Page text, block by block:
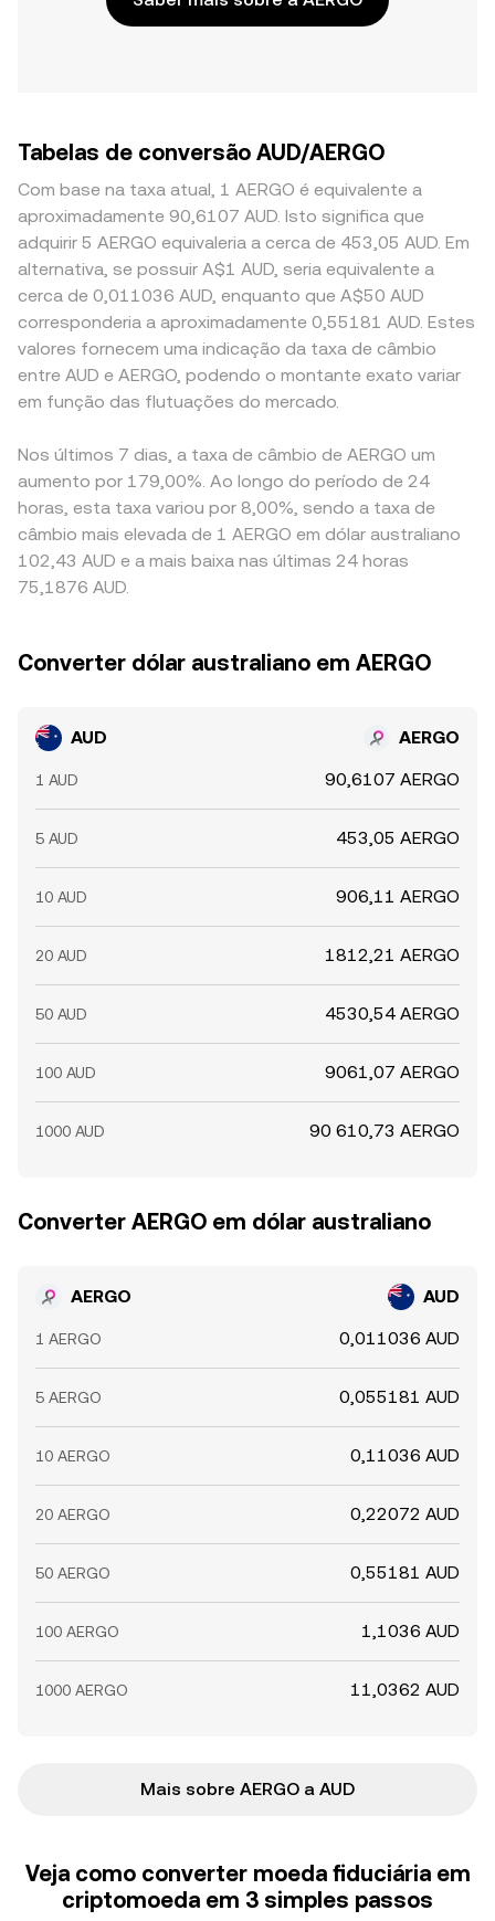
Tabelas de conversão AUD/AERGO
Com base na taxa atual, 1 AERGO é equivalente a
aproximadamente 90,6107 AUD. Isto significa que
adquirir 5 AERGO equivaleria a cerca de 453,05 AUD. Em
alternativa, se possuir A$1 AUD, seria equivalente a
cerca de 0,011036 AUD, enquanto que A$50 AUD
corresponderia a aproximadamente 0,55181 AUD. Estes
valores fornecem uma indicação da taxa de câmbio
entre AUD e AERGO, podendo o montante exato variar
em função das flutuações do mercado.
Nos últimos 7 dias, a taxa de câmbio de AERGO um
aumento por 179,00%. Ao longo do período de 24
horas, esta taxa variou por 8,00%, sendo a taxa de
câmbio mais elevada de 1 AERGO em dólar australiano
102,43 AUD e a mais baixa nas últimas 24 horas
75,1876 AUD.
Converter dólar australiano em AERGO
AUD AERGO
1 AUD 90,6107 AERGO
5 AUD 453,05 AERGO
10 AUD 906,11 AERGO
20 AUD 1812,21 AERGO
50 AUD 4530,54 AERGO
100 AUD 9061,07 AERGO
1000 AUD 90 610,73 AERGO
Converter AERGO em dólar australiano
AERGO AUD
1 AERGO 0,011036 AUD
5 AERGO 0,055181 AUD
10 AERGO 0,11036 AUD
20 AERGO 0,22072 AUD
50 AERGO 0,55181 AUD
100 AERGO 1,1036 AUD
1000 AERGO 11,0362 AUD
Mais sobre AERGO a AUD
Veja como converter moeda fiduciária em
criptomoeda em 3 simples passos